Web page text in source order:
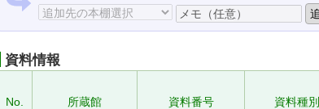
資料情報
No. 所蔵館 資料番号 資料種別